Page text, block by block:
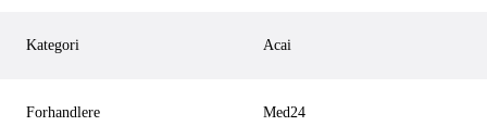
Kategori Acai
Forhandlere Med24